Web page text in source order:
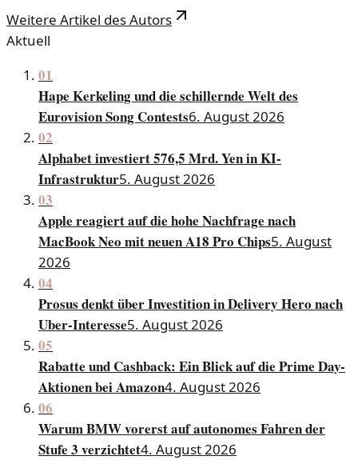
Weitere Artikel des Autors
Aktuell
01
Hape Kerkeling und die schillernde Welt des
Eurovision Song Contests6. August 2026
02
Alphabet investiert 576,5 Mrd. Yen in KI-
Infrastruktur5. August 2026
03
Apple reagiert auf die hohe Nachfrage nach
MacBook Neo mit neuen A18 Pro Chips5. August
2026
04
Prosus denkt über Investition in Delivery Hero nach
Uber-Interesse5. August 2026
05
Rabatte und Cashback: Ein Blick auf die Prime Day-
Aktionen bei Amazon4. August 2026
06
Warum BMW vorerst auf autonomes Fahren der
Stufe 3 verzichtet4. August 2026